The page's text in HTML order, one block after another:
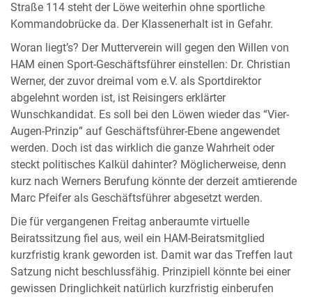
Straße 114 steht der Löwe weiterhin ohne sportliche
Kommandobrücke da. Der Klassenerhalt ist in Gefahr.
Woran liegt’s? Der Mutterverein will gegen den Willen von
HAM einen Sport-Geschäftsführer einstellen: Dr. Christian
Werner, der zuvor dreimal vom e.V. als Sportdirektor
abgelehnt worden ist, ist Reisingers erklärter
Wunschkandidat. Es soll bei den Löwen wieder das “Vier-
Augen-Prinzip” auf Geschäftsführer-Ebene angewendet
werden. Doch ist das wirklich die ganze Wahrheit oder
steckt politisches Kalkül dahinter? Möglicherweise, denn
kurz nach Werners Berufung könnte der derzeit amtierende
Marc Pfeifer als Geschäftsführer abgesetzt werden.
Die für vergangenen Freitag anberaumte virtuelle
Beiratssitzung fiel aus, weil ein HAM-Beiratsmitglied
kurzfristig krank geworden ist. Damit war das Treffen laut
Satzung nicht beschlussfähig. Prinzipiell könnte bei einer
gewissen Dringlichkeit natürlich kurzfristig einberufen